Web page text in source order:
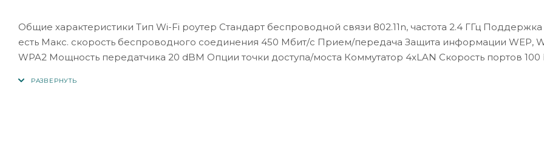
Общие характеристики Тип Wi-Fi роутер Стандарт беспроводной связи 802.11n, частота 2.4 ГГц Поддержка MIMO
есть Макс. скорость беспроводного соединения 450 Мбит/с Прием/передача Защита информации WEP, WPA,
WPA2 Мощность передатчика 20 dBM Опции точки доступа/моста Коммутатор 4xLAN Скорость портов 100 Мбит/сек